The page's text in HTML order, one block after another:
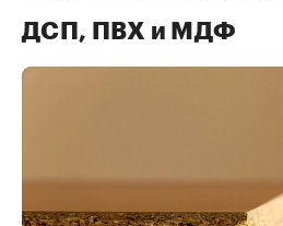
ДСП, ПВХ и МДФ